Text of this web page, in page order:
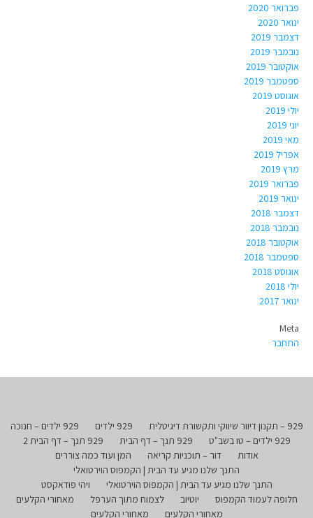
פברואר 2020
ינואר 2020
דצמבר 2019
נובמבר 2019
אוקטובר 2019
ספטמבר 2019
אוגוסט 2019
יולי 2019
יוני 2019
מאי 2019
אפריל 2019
מרץ 2019
פברואר 2019
ינואר 2019
דצמבר 2018
נובמבר 2018
אוקטובר 2018
ספטמבר 2018
אוגוסט 2018
יולי 2018
ינואר 2017
Meta
התחבר
929 – תקנון דיוור שיווקי ותקשורת דיגיטלית 929 ילדים
929 ילדים – חנוכה
929 ילדים – טו בשב"ט
929 תנך – דף הבית
929 תנך – דף הבית 2
אודות
דור – תוכניות קריאה
המן ועוד כמה צוררים
התנך שלנו מגיע עד הבית | הקמפוס הוירטואלי
התנך שלנו מגיע עד הבית | הקמפוס הוירטואלי
ויהי פודאקסט
חלופה לעמוד הקמפוס
יוטיוב לצמוח מתוך הערפל
מאחורי הקלעים
מאחורי הקלעים
מאחורי הקלעים